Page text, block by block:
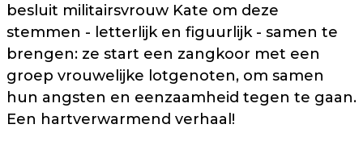
besluit militairsvrouw Kate om deze
stemmen - letterlijk en figuurlijk - samen te
brengen: ze start een zangkoor met een
groep vrouwelijke lotgenoten, om samen
hun angsten en eenzaamheid tegen te gaan.
Een hartverwarmend verhaal!